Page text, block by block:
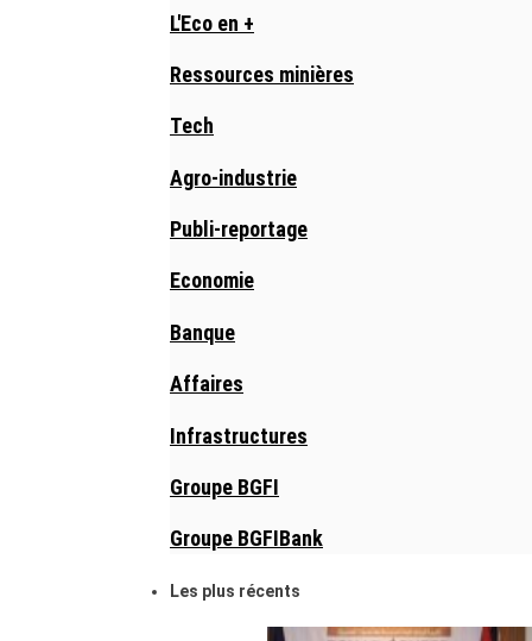
L'Eco en +
Ressources minières
Tech
Agro-industrie
Publi-reportage
Economie
Banque
Affaires
Infrastructures
Groupe BGFI
Groupe BGFIBank
Les plus récents